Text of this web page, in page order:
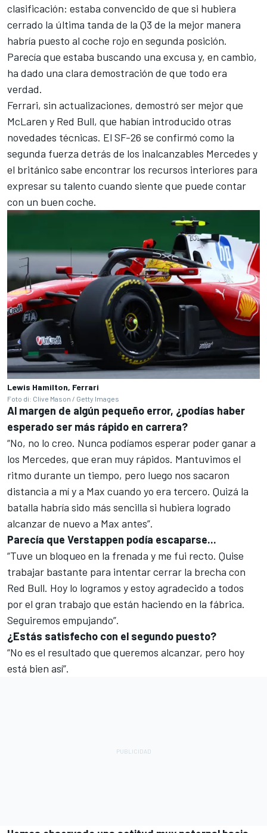
clasificación: estaba convencido de que si hubiera
cerrado la última tanda de la Q3 de la mejor manera
habría puesto al coche rojo en segunda posición.
Parecía que estaba buscando una excusa y, en cambio,
ha dado una clara demostración de que todo era
verdad.
Ferrari, sin actualizaciones, demostró ser mejor que
McLaren y Red Bull, que habían introducido otras
novedades técnicas. El SF-26 se confirmó como la
segunda fuerza detrás de los inalcanzables Mercedes y
el británico sabe encontrar los recursos interiores para
expresar su talento cuando siente que puede contar
con un buen coche.
Lewis Hamilton, Ferrari
Foto di: Clive Mason / Getty Images
Al margen de algún pequeño error, ¿podías haber
esperado ser más rápido en carrera?
“No, no lo creo. Nunca podíamos esperar poder ganar a
los Mercedes, que eran muy rápidos. Mantuvimos el
ritmo durante un tiempo, pero luego nos sacaron
distancia a mí y a Max cuando yo era tercero. Quizá la
batalla habría sido más sencilla si hubiera logrado
alcanzar de nuevo a Max antes”.
Parecía que Verstappen podía escaparse...
“Tuve un bloqueo en la frenada y me fui recto. Quise
trabajar bastante para intentar cerrar la brecha con
Red Bull. Hoy lo logramos y estoy agradecido a todos
por el gran trabajo que están haciendo en la fábrica.
Seguiremos empujando”.
¿Estás satisfecho con el segundo puesto?
“No es el resultado que queremos alcanzar, pero hoy
está bien así”.